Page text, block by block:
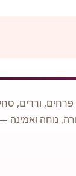
פרחים, ורדים,
נוחה